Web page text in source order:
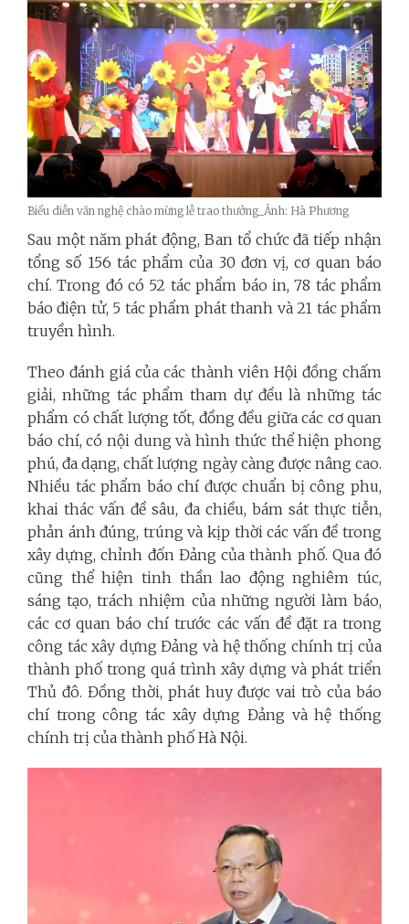
Biểu diễn văn nghệ chào mừng lễ trao thưởng_Ảnh: Hà Phương
Sau một năm phát động, Ban tổ chức đã tiếp nhận
tổng số 156 tác phẩm của 30 đơn vị, cơ quan báo
chí. Trong đó có 52 tác phẩm báo in, 78 tác phẩm
báo điện tử, 5 tác phẩm phát thanh và 21 tác phẩm
truyền hình.
Theo đánh giá của các thành viên Hội đồng chấm
giải, những tác phẩm tham dự đều là những tác
phẩm có chất lượng tốt, đồng đều giữa các cơ quan
báo chí, có nội dung và hình thức thể hiện phong
phú, đa dạng, chất lượng ngày càng được nâng cao.
Nhiều tác phẩm báo chí được chuẩn bị công phu,
khai thác vấn đề sâu, đa chiều, bám sát thực tiễn,
phản ánh đúng, trúng và kịp thời các vấn đề trong
xây dựng, chỉnh đốn Đảng của thành phố. Qua đó
cũng thể hiện tinh thần lao động nghiêm túc,
sáng tạo, trách nhiệm của những người làm báo,
các cơ quan báo chí trước các vấn đề đặt ra trong
công tác xây dựng Đảng và hệ thống chính trị của
thành phố trong quá trình xây dựng và phát triển
Thủ đô. Đồng thời, phát huy được vai trò của báo
chí trong công tác xây dựng Đảng và hệ thống
chính trị của thành phố Hà Nội.